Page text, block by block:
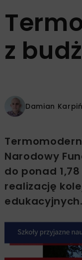
z
Damian
Narodowy
do ponad
realizację
edukacyjnych.